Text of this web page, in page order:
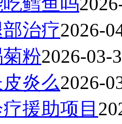
治疗2026-
粉2026-03-
炎么2026-
援助项目